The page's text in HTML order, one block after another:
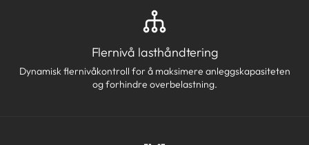
Flernivå lasthåndtering
Dynamisk flernivåkontroll for å maksimere anleggskapasiteten
og forhindre overbelastning.